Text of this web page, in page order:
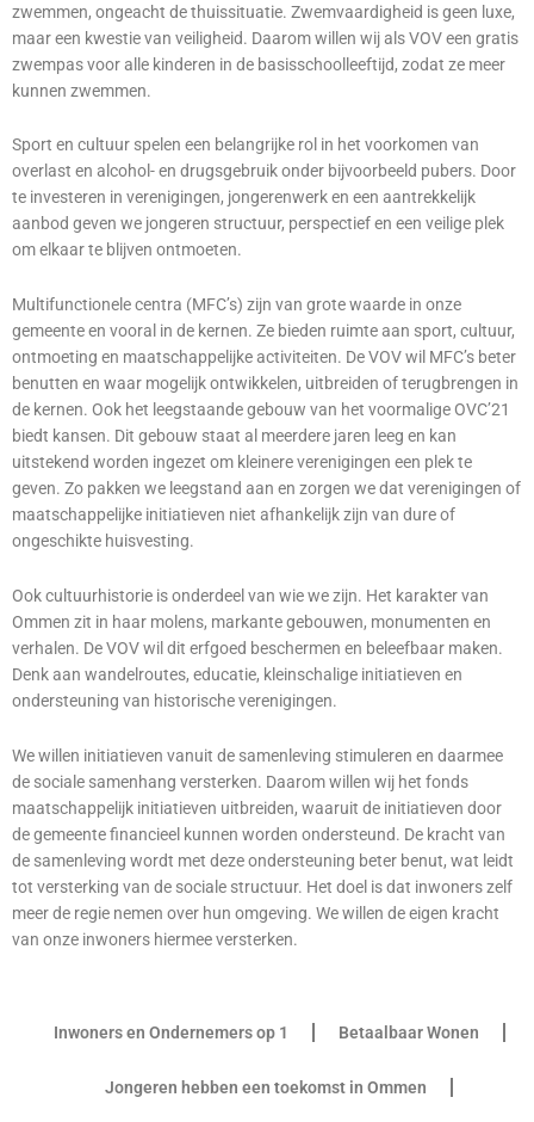
zwemmen, ongeacht de thuissituatie. Zwemvaardigheid is geen luxe,
maar een kwestie van veiligheid. Daarom willen wij als VOV een gratis
zwempas voor alle kinderen in de basisschoolleeftijd, zodat ze meer
kunnen zwemmen.
Sport en cultuur spelen een belangrijke rol in het voorkomen van
overlast en alcohol- en drugsgebruik onder bijvoorbeeld pubers. Door
te investeren in verenigingen, jongerenwerk en een aantrekkelijk
aanbod geven we jongeren structuur, perspectief en een veilige plek
om elkaar te blijven ontmoeten.
Multifunctionele centra (MFC’s) zijn van grote waarde in onze
gemeente en vooral in de kernen. Ze bieden ruimte aan sport, cultuur,
ontmoeting en maatschappelijke activiteiten. De VOV wil MFC’s beter
benutten en waar mogelijk ontwikkelen, uitbreiden of terugbrengen in
de kernen. Ook het leegstaande gebouw van het voormalige OVC’21
biedt kansen. Dit gebouw staat al meerdere jaren leeg en kan
uitstekend worden ingezet om kleinere verenigingen een plek te
geven. Zo pakken we leegstand aan en zorgen we dat verenigingen of
maatschappelijke initiatieven niet afhankelijk zijn van dure of
ongeschikte huisvesting.
Ook cultuurhistorie is onderdeel van wie we zijn. Het karakter van
Ommen zit in haar molens, markante gebouwen, monumenten en
verhalen. De VOV wil dit erfgoed beschermen en beleefbaar maken.
Denk aan wandelroutes, educatie, kleinschalige initiatieven en
ondersteuning van historische verenigingen.
We willen initiatieven vanuit de samenleving stimuleren en daarmee
de sociale samenhang versterken. Daarom willen wij het fonds
maatschappelijk initiatieven uitbreiden, waaruit de initiatieven door
de gemeente financieel kunnen worden ondersteund. De kracht van
de samenleving wordt met deze ondersteuning beter benut, wat leidt
tot versterking van de sociale structuur. Het doel is dat inwoners zelf
meer de regie nemen over hun omgeving. We willen de eigen kracht
van onze inwoners hiermee versterken.
Inwoners en Ondernemers op 1 Betaalbaar Wonen
Jongeren hebben een toekomst in Ommen